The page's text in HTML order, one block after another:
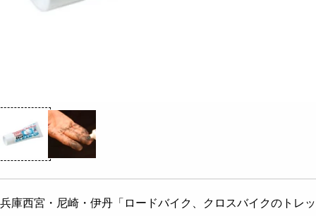
兵庫西宮・尼崎・伊丹「ロードバイク、クロスバイクのトレ